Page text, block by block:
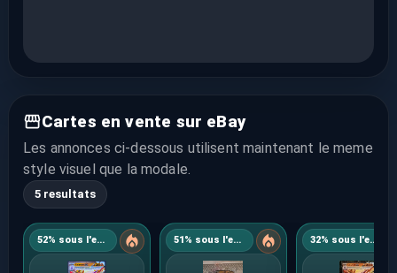
Cartes en vente sur eBay
Les annonces ci-dessous utilisent maintenant le meme
style visuel que la modale.
5 resultats
52% sous l'estimation 51% sous l'estimation 32% sous l'estimation